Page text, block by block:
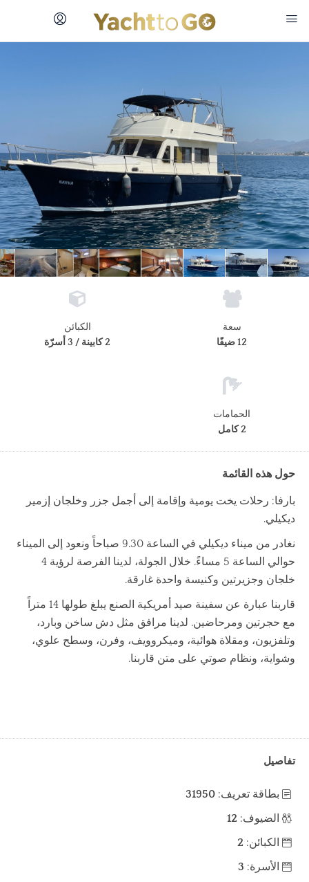
سعة
12 ضيفًا
الكبائن
2 كابينة / 3 أسرّة
الحمامات
2 كامل
حول هذه القائمة
بارفا: رحلات يخت يومية وإقامة إلى أجمل جزر وخلجان إزمير
ديكيلي.
نغادر من ميناء ديكيلي في الساعة 9.30 صباحاً ونعود إلى الميناء
حوالي الساعة 5 مساءً. خلال الجولة، لدينا الفرصة لرؤية 4
خلجان وجزيرتين وكنيسة واحدة غارقة.
قاربنا عبارة عن سفينة صيد أمريكية الصنع يبلغ طولها 14 متراً
مع حجرتين ومرحاضين. لدينا مرافق مثل دش ساخن وبارد،
وتلفزيون، ومقلاة هوائية، وميكروويف، وفرن، وسطح علوي،
وشواية، ونظام صوتي على متن قاربنا.
تفاصيل
31950
12
2
3